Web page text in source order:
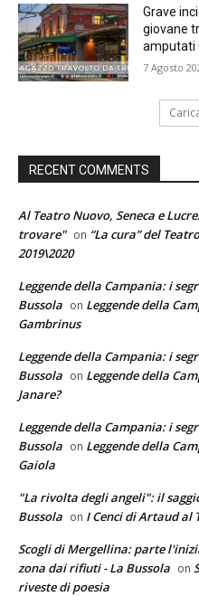
Grave
giovane
amputati
7 Agosto
RECENT COMMENTS
Al Teatro Nuovo, Seneca e
trovare" on “La cura” del
2019\2020
Leggende della Campania: i
Bussola on Leggende della
Gambrinus
Leggende della Campania: i
Bussola on Leggende della
Janare?
Leggende della Campania: i
Bussola on Leggende della
Gaiola
"La rivolta degli angeli": il
Bussola on I Cenci di Artaud al
Scogli di Mergellina: parte
zona dai rifiuti - La Bussola on
riveste di poesia